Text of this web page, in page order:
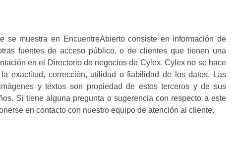
se muestra en EncuentreAbierto consiste en información de
fuentes de acceso público, o de clientes que tienen una
en el Directorio de negocios de Cylex. Cylex no se hace
exactitud, corrección, utilidad o fiabilidad de los datos. Las
y textos son propiedad de estos terceros y de sus
Si tiene alguna pregunta o sugerencia con respecto a este
en contacto con nuestro equipo de atención al cliente.